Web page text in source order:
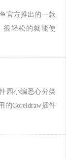
官方推出的一款
很轻松的就能使
插件版本改动也
看，喜欢就来佐
园小编悉心分类
的Coreldraw插件
、Coreldraw11
生成专用插件等
...